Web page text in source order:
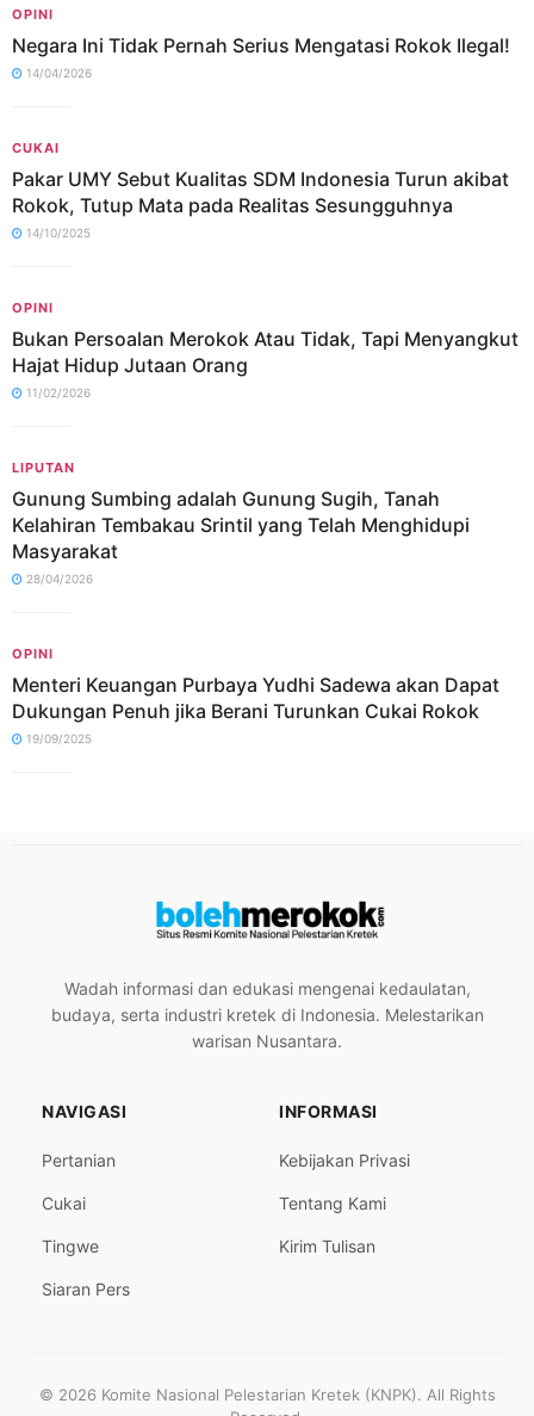
OPINI
Negara Ini Tidak Pernah Serius Mengatasi Rokok Ilegal!
14/04/2026
CUKAI
Pakar UMY Sebut Kualitas SDM Indonesia Turun akibat
Rokok, Tutup Mata pada Realitas Sesungguhnya
14/10/2025
OPINI
Bukan Persoalan Merokok Atau Tidak, Tapi Menyangkut
Hajat Hidup Jutaan Orang
11/02/2026
LIPUTAN
Gunung Sumbing adalah Gunung Sugih, Tanah
Kelahiran Tembakau Srintil yang Telah Menghidupi
Masyarakat
28/04/2026
OPINI
Menteri Keuangan Purbaya Yudhi Sadewa akan Dapat
Dukungan Penuh jika Berani Turunkan Cukai Rokok
19/09/2025
Wadah informasi dan edukasi mengenai kedaulatan,
budaya, serta industri kretek di Indonesia. Melestarikan
warisan Nusantara.
NAVIGASI
Pertanian
Cukai
Tingwe
Siaran Pers
INFORMASI
Kebijakan Privasi
Tentang Kami
Kirim Tulisan
© 2026 Komite Nasional Pelestarian Kretek (KNPK). All Rights